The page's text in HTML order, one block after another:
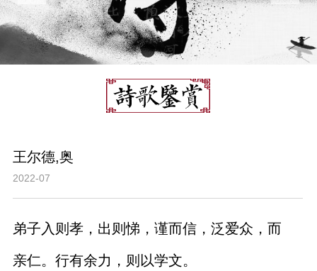
王尔德,奥
2022-07
弟子入则孝，出则悌，谨而信，泛爱众，而
亲仁。行有余力，则以学文。